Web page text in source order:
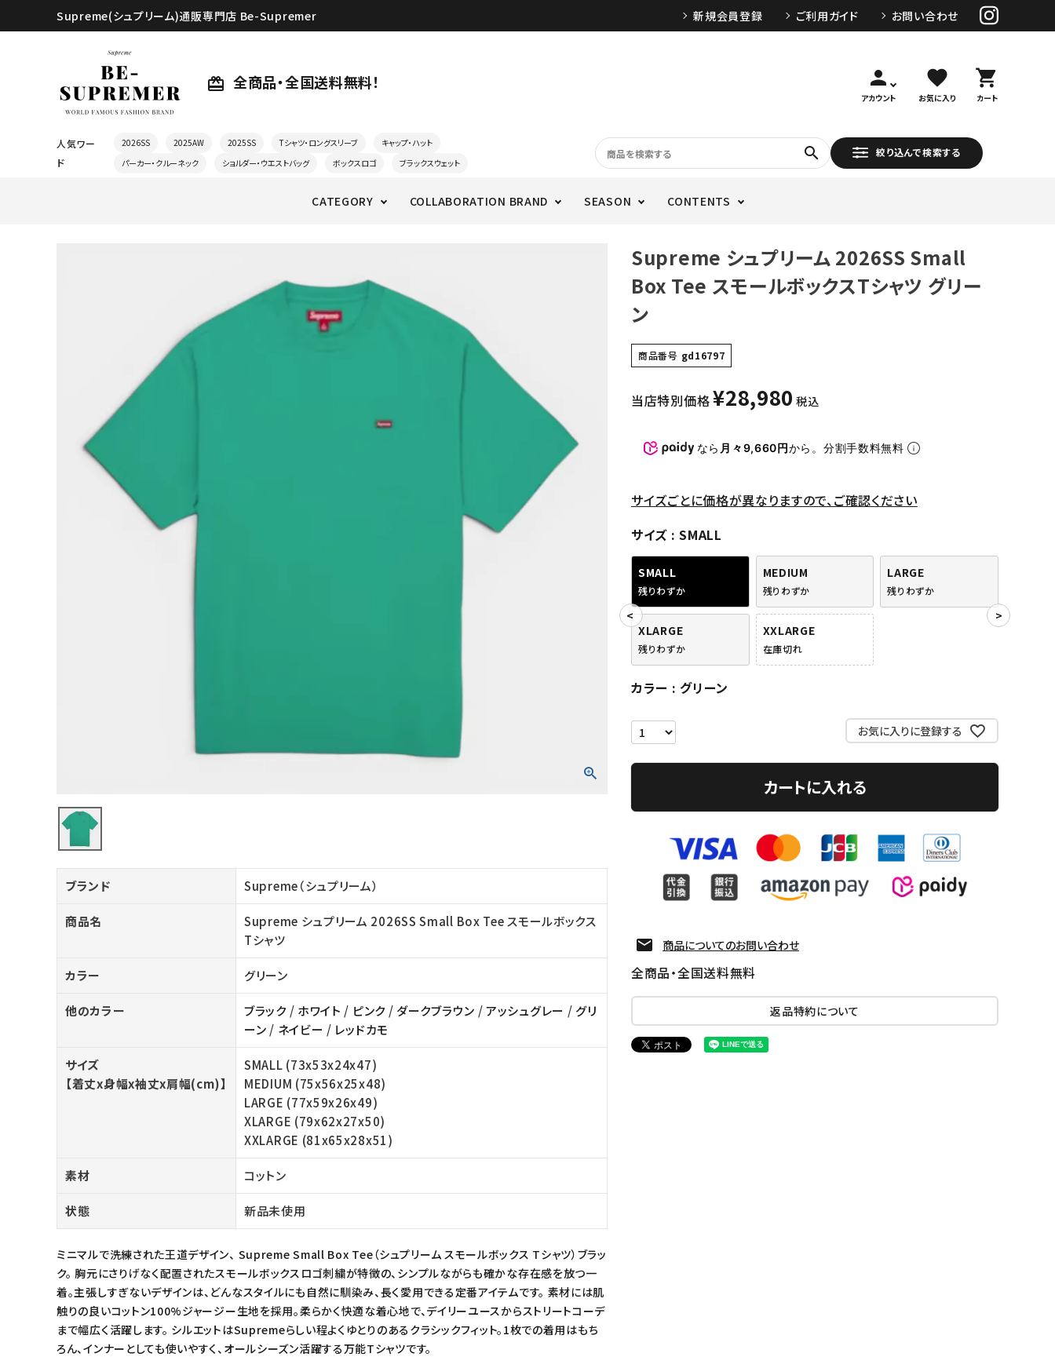
Supreme(シュプリーム)通販専門店 Be-Supremer 新規会員登録 ご利用ガイド お問い合わせ
card_giftcard 全商品・全国送料無料！ person
アカウント
favorite
お気に入り
shopping_cart
カート
人気ワー
ド
2026SS 2025AW 2025SS Tシャツ・ロングスリーブ
キャップ・ハット
パーカー・クルーネック
ショルダー・ウエストバッグ ボックスロゴ ブラックスウェット
search 絞り込んで検索する
CATEGORY COLLABORATION BRAND SEASON CONTENTS
パンツ・ショーツ
COLLABORATION BRAND
CONTENTS
ACCOUNT MENU
ログイン person
ブランド Supreme（シュプリーム）
商品名
Supreme シュプリーム 2026SS Small Box Tee スモールボックス
Tシャツ
カラー グリーン
他のカラー ブラック / ホワイト / ピンク / ダークブラウン /アッシュグレー / グリ
ーン / ネイビー / レッドカモ
サイズ
【着丈x身幅x袖丈x肩幅(cm)】
SMALL (73x53x24x47)
MEDIUM (75x56x25x48)
LARGE (77x59x26x49)
XLARGE (79x62x27x50)
XXLARGE (81x65x28x51)
素材 コットン
状態 新品未使用
ミニマルで洗練された王道デザイン、 Supreme Small Box Tee（シュプリーム スモールボックス Tシャツ）ブラッ
ク。 胸元にさりげなく配置されたスモールボックスロゴ刺繍が特徴の、シンプルながらも確かな存在感を放つ一
着。主張しすぎないデザインは、どんなスタイルにも自然に馴染み、長く愛用できる定番アイテムです。 素材には肌
触りの良いコットン100%ジャージー生地を採用。柔らかく快適な着心地で、デイリーユースからストリートコーデ
まで幅広く活躍します。 シルエットはSupremeらしい程よくゆとりのあるクラシックフィット。1枚での着用はもち
ろん、インナーとしても使いやすく、オールシーズン活躍する万能Tシャツです。
Supreme シュプリーム 2026SS Small
Box Tee スモールボックスTシャツ グリー
ン
商品番号 gd16797
当店特別価格¥28,980 税込
なら 月々9,660円から。分割手数料無料
サイズごとに価格が異なりますので、ご確認ください
サイズ
SMALL
SMALL
残りわずか
MEDIUM
残りわずか
LARGE
残りわずか
XLARGE
残りわずか
XXLARGE
在庫切れ
カラー グリーン
お気に入りに登録する
カートに入れる
商品についてのお問い合わせ
全商品・全国送料無料
返品特約について